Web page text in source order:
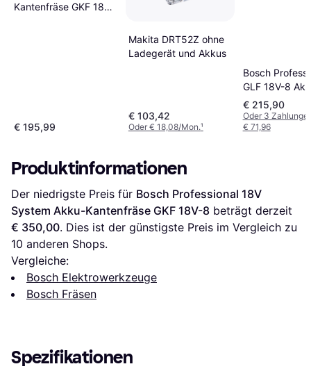
Kantenfräse GKF 18V-
€ 195,99
Makita DRT52Z ohne
Ladegerät und Akkus
€ 103,42
Oder € 18,08/Mon.¹
Bosch
GLF 18V-8
Kantenfräse
€ 215,90
Oder 3
€ 71,96
Produktinformationen
Der niedrigste Preis für Bosch Professional 18V
System Akku-Kantenfräse GKF 18V-8
€ 350,00
10 anderen Shops.
Vergleiche:
Bosch Elektrowerkzeuge
Bosch Fräsen
Spezifikationen